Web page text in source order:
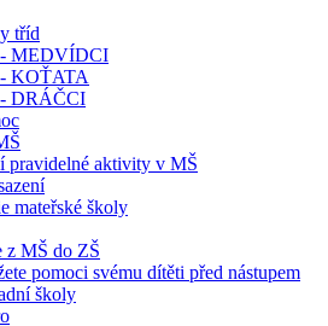
tříd
- MEDVÍDCI
KOŤATA
DRÁČCI
pravidelné aktivity v MŠ
mateřské školy
z MŠ do ZŠ
pomoci svému dítěti před nástupem
školy